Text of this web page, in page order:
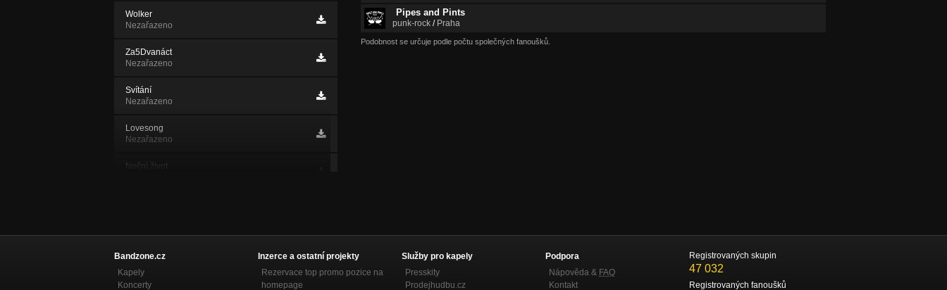
Wolker
Nezařazeno
Za5Dvanáct
Nezařazeno
Svítání
Nezařazeno
Lovesong
Nezařazeno
Noční život
Nezařazeno
Do školy (Ostrorep, 2010)
Pipes and Pints
punk-rock / Praha
Podobnost se určuje podle počtu společných fanoušků.
Bandzone.cz
Kapely
Koncerty
Inzerce a ostatní projekty
Rezervace top promo pozice na
homepage
Služby pro kapely
Presskity
Prodejhudbu.cz
Podpora
Nápověda & FAQ
Kontakt
Registrovaných skupin
47 032
Registrovaných fanoušků